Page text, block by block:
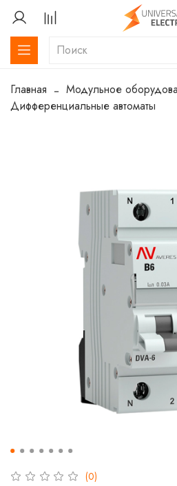
Главная
Модульное
Дифференциальные автоматы
(0)